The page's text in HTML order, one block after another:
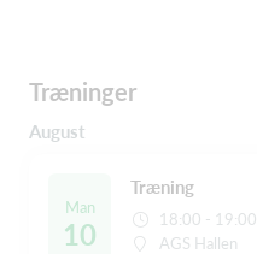
Træninger
August
Man
10
Træning
18:00 - 19:00
AGS Hallen